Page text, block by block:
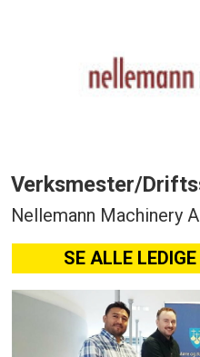
Verksmester/
Nellemann Machinery
SE ALLE